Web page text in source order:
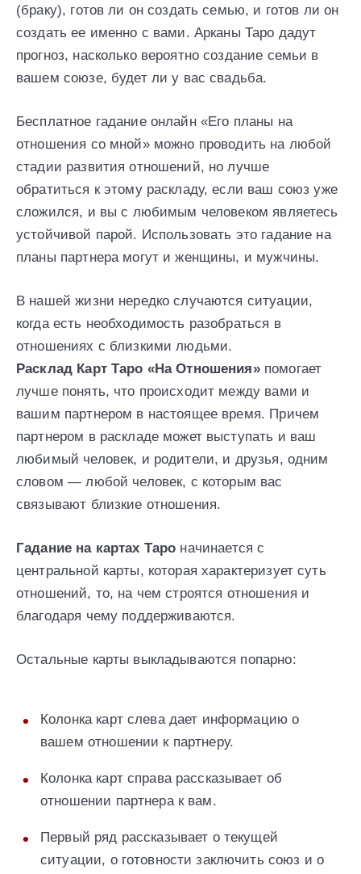
(браку), готов ли он создать семью, и готов ли он
создать ее именно с вами. Арканы Таро дадут
прогноз, насколько вероятно создание семьи в
вашем союзе, будет ли у вас свадьба.
Бесплатное гадание онлайн «Его планы на
отношения со мной» можно проводить на любой
стадии развития отношений, но лучше
обратиться к этому раскладу, если ваш союз уже
сложился, и вы с любимым человеком являетесь
устойчивой парой. Использовать это гадание на
планы партнера могут и женщины, и мужчины.
В нашей жизни нередко случаются ситуации,
когда есть необходимость разобраться в
отношениях с близкими людьми.
Расклад Карт Таро «На Отношения»помогает
лучше понять, что происходит между вами и
вашим партнером в настоящее время. Причем
партнером в раскладе может выступать и ваш
любимый человек, и родители, и друзья, одним
словом — любой человек, с которым вас
связывают близкие отношения.
Гадание на картах Tаро начинается с
центральной карты, которая характеризует суть
отношений, то, на чем строятся отношения и
благодаря чему поддерживаются.
Остальные карты выкладываются попарно:
Колонка карт слева дает информацию о
вашем отношении к партнеру.
Колонка карт справа рассказывает об
отношении партнера к вам.
Первый ряд рассказывает о текущей
ситуации, о готовности заключить союз и о